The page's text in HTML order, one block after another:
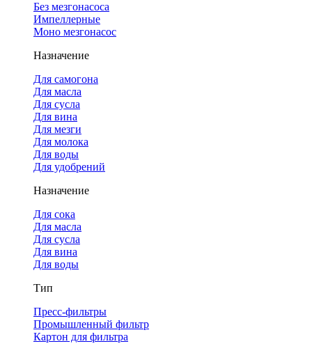
Без мезгонасоса
Импеллерные
Моно мезгонасос
Назначение
Для самогона
Для масла
Для сусла
Для вина
Для мезги
Для молока
Для воды
Для удобрений
Назначение
Для сока
Для масла
Для сусла
Для вина
Для воды
Тип
Пресс-фильтры
Промышленный фильтр
Картон для фильтра